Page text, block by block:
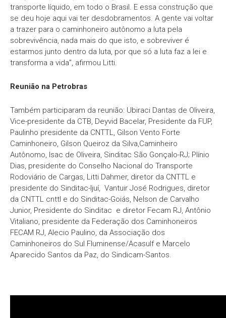
transporte líquido, em todo o Brasil. E essa construção que
se deu hoje aqui vai ter desdobramentos. A gente vai voltar
a trazer para o caminhoneiro autônomo a luta pela
sobrevivência, nada mais do que isto, e sobreviver é
estarmos junto dentro da luta, por que só a luta faz a lei e
transforma a vida”, afirmou Litti.
Reunião na Petrobras
Também participaram da reunião: Ubiraci Dantas de Oliveira,
Vice-presidente da CTB, Deyvid Bacelar, Presidente da FUP,
Paulinho presidente da CNTTL, Gilson Vento Forte
Caminhoneiro, Gilson Queiroz da Silva,Caminheiro
Autônomo, Isac de Oliveira, Sinditac São Gonçalo-RJ; Plínio
Dias, presidente do Conselho Nacional do Transporte
Rodoviário de Cargas, Litti Dahmer, diretor da CNTTL e
presidente do Sinditac-Ijuí, Vantuir José Rodrigues, diretor
da CNTTL cnttl e do Sinditac-Goiás, Nelson de Carvalho
Junior, Presidente do Sinditac e diretor Fecam RJ, Antônio
Vitaliano, presidente da Federação dos Caminhoneiros
FECAM RJ, Alecio Paulino, da Associação dos
Caminhoneiros do Sul Fluminense/Acasulf e Marcelo
Aparecido Santos da Paz, do Sindicam-Santos.